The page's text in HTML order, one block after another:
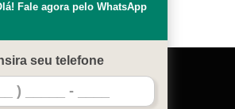
do Código Penal –
Serviços
Fale agora pelo WhatsApp
seu telefone